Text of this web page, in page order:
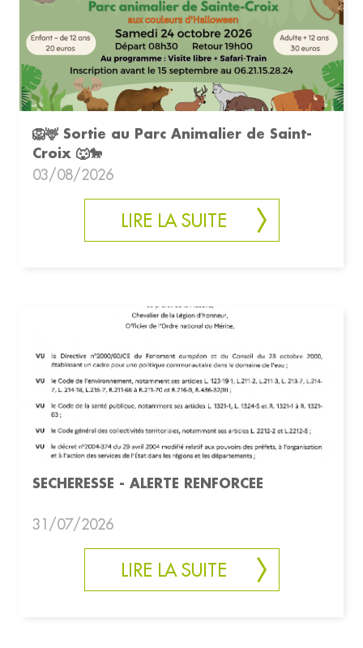
🦁🦌 Sortie au Parc Animalier de Saint-
Croix 🐺🐎
03/08/2026
LIRE LA SUITE
SECHERESSE - ALERTE RENFORCEE
31/07/2026
LIRE LA SUITE